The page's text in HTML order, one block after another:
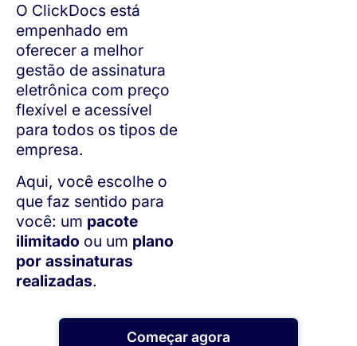
O ClickDocs está
empenhado em
oferecer a melhor
gestão de assinatura
eletrônica com preço
flexível e acessível
para todos os tipos de
empresa.
Aqui, você escolhe o
que faz sentido para
você: um pacote
ilimitado ou um plano
por assinaturas
realizadas.
Começar agora